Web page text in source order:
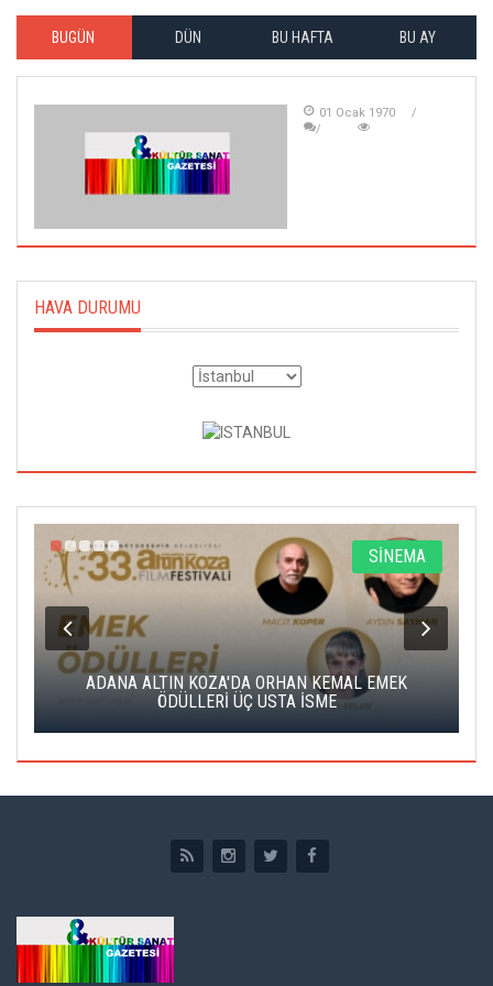
BUGÜN DÜN BU HAFTA BU AY
01 Ocak 1970
HAVA DURUMU
SİNEMA
ADANA ALTIN KOZA'DA ORHAN KEMAL EMEK
ÖDÜLLERİ ÜÇ USTA İSME